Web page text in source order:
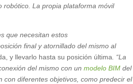
robótico. La propia plataforma móvil
que necesitan estos
final y atornillado del mismo al
y llevarlo hasta su posición última . “La
del mismo con unmodelo BIM del
con diferentes objetivos, como predecir el